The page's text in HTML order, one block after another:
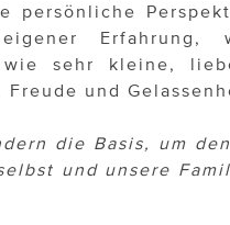
persönliche
Erfahrung,
sehr kleine,
und
die Basis, um
und unsere